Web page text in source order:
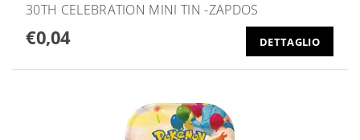
30TH CELEBRATION MINI TIN -ZAPDOS
€0,04 DETTAGLIO